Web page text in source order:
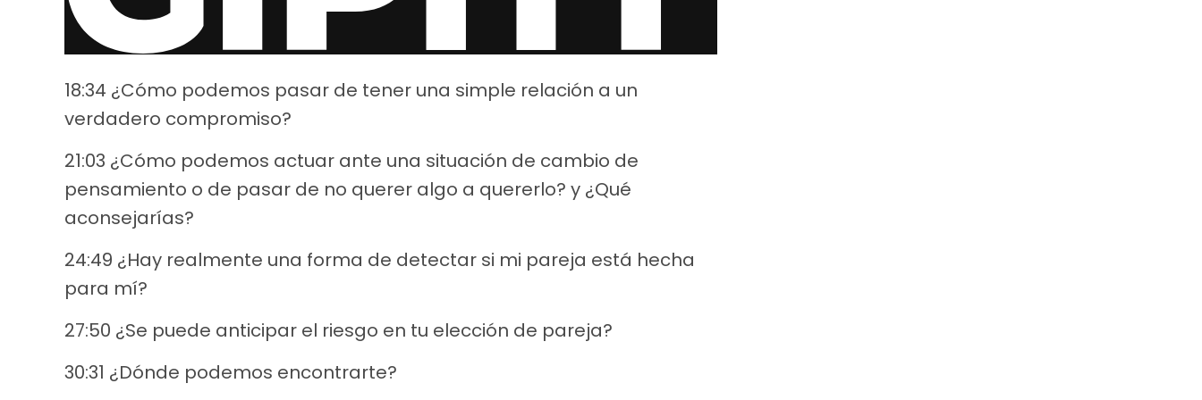
18:34 ¿Cómo podemos pasar de tener una simple relación a un
verdadero compromiso?
21:03 ¿Cómo podemos actuar ante una situación de cambio de
pensamiento o de pasar de no querer algo a quererlo? y ¿Qué
aconsejarías?
24:49 ¿Hay realmente una forma de detectar si mi pareja está hecha
para mí?
27:50 ¿Se puede anticipar el riesgo en tu elección de pareja?
30:31 ¿Dónde podemos encontrarte?